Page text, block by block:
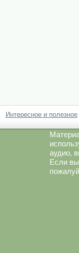
Интересное и полезное
аудио,
Если вы